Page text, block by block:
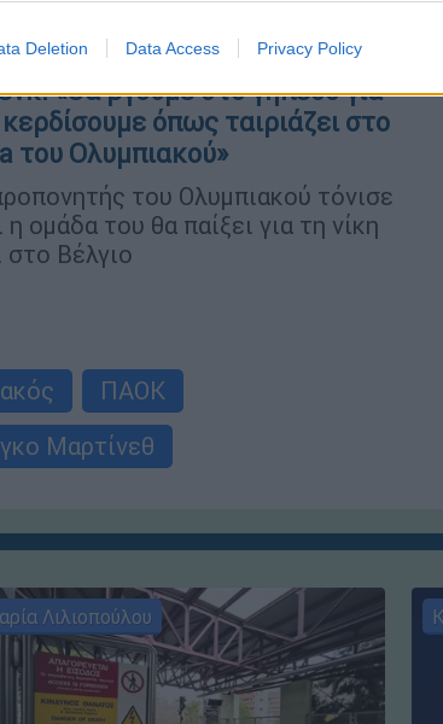
Deletion Data Access Privacy Policy
για τη ρεβάνς με την
«Θα βγούμε στο γήπεδο για
όπως ταιριάζει στο
του Ολυμπιακού»
του Ολυμπιακού τόνισε
η ομάδα του θα παίξει για τη νίκη
στο Βέλγιο
ΠΑΟΚ
Μαρτίνεθ
Λιλιοπούλου